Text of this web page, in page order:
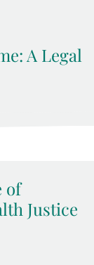
A Legal
of
Justice